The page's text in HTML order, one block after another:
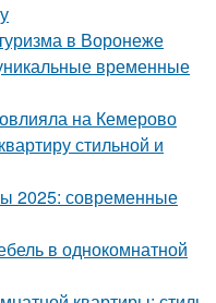
в Воронеже
временные
на Кемерово
стильной и
2025: современные
в однокомнатной